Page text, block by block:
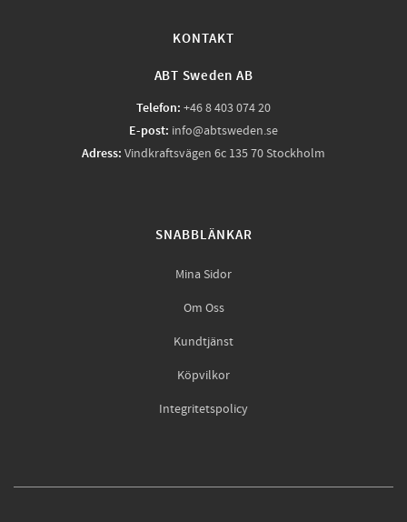
KONTAKT
ABT Sweden AB
Telefon: +46 8 403 074 20
E-post: info@abtsweden.se
Adress: Vindkraftsvägen 6c 135 70 Stockholm
SNABBLÄNKAR
Mina Sidor
Om Oss
Kundtjänst
Köpvilkor
Integritetspolicy